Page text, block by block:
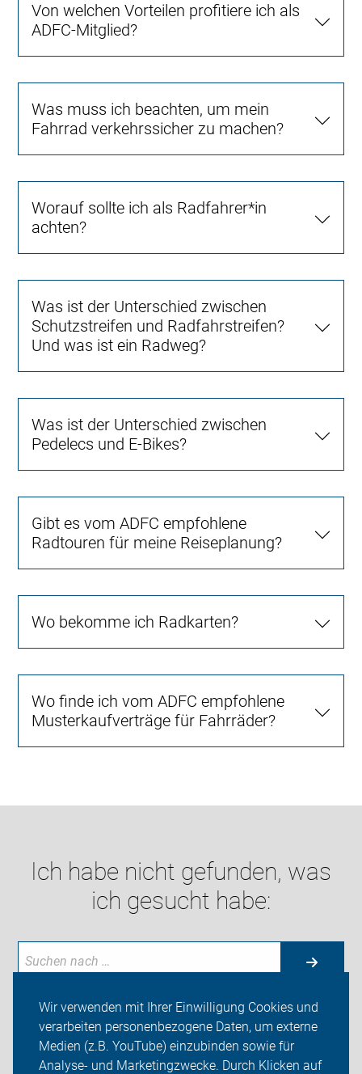
Wir verwenden mit Ihrer Einwilligung Cookies und
verarbeiten personenbezogene Daten, um externe
Medien (z.B. YouTube) einzubinden sowie für
Analyse- und Marketingzwecke. Durch Klicken auf
Von welchen Vorteilen profitiere ich als
ADFC-Mitglied?
Was muss ich beachten, um mein
Fahrrad verkehrssicher zu machen?
Worauf sollte ich als Radfahrer*in
achten?
Was ist der Unterschied zwischen
Schutzstreifen und Radfahrstreifen?
Und was ist ein Radweg?
Was ist der Unterschied zwischen
Pedelecs und E-Bikes?
Gibt es vom ADFC empfohlene
Radtouren für meine Reiseplanung?
Wo bekomme ich Radkarten?
Wo finde ich vom ADFC empfohlene
Musterkaufverträge für Fahrräder?
Ich habe nicht gefunden, was
ich gesucht habe:
Neuigkeiten